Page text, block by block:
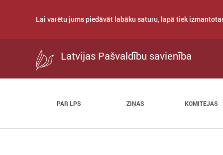
Lai varētu jums piedāvāt labāku saturu, lapā tiek
Latvijas Pašvaldību savienība
PAR LPS ZIŅAS KOMITEJAS